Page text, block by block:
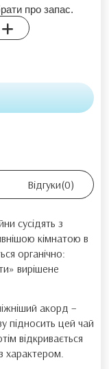
про запас.
Відгуки(0)
сусідять з
кімнатою в
органічно:
вирішене
акорд –
підносить цей чай
відкривається
характером.